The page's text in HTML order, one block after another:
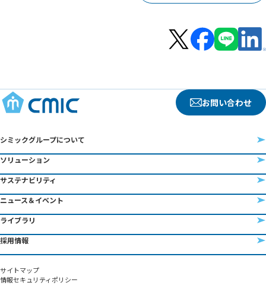
お問い合わせ
シミックグループについて
ソリューション
サステナビリティ
ニュース＆イベント
ライブラリ
採用情報
サイトマップ
情報セキュリティポリシー